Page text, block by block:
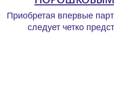
Приобретая впервые
следует четко